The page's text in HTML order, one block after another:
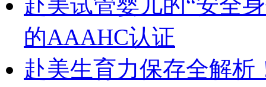
的AAAHC认证
赴美生育力保存全解析